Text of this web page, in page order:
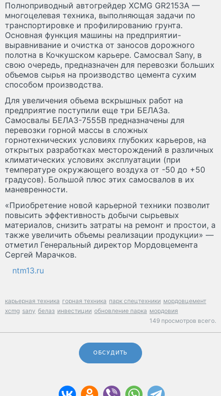
Полноприводный автогрейдер XCMG GR2153A —
многоцелевая техника, выполняющая задачи по
транспортировке и профилированию грунта.
Основная функция машины на предприятии-
выравнивание и очистка от заносов дорожного
полотна в Кочкушском карьере. Самосвал Sany, в
свою очередь, предназначен для перевозки больших
объемов сырья на производство цемента сухим
способом производства.
Для увеличения объема вскрышных работ на
предприятие поступили еще три БЕЛАЗа.
Самосвалы БЕЛАЗ-7555В предназначены для
перевозки горной массы в сложных
горнотехнических условиях глубоких карьеров, на
открытых разработках месторождений в различных
климатических условиях эксплуатации (при
температуре окружающего воздуха от -50 до +50
градусов). Большой плюс этих самосвалов в их
маневренности.
«Приобретение новой карьерной техники позволит
повысить эффективность добычи сырьевых
материалов, снизить затраты на ремонт и простои, а
также увеличить объемы реализации продукции» —
отметил Генеральный директор Мордовцемента
Сергей Марачков.
ntm13.ru
карьерная техника горная техника парк спецтехники мордовцемент
xcmg sany белаз инвестиции обновление парка мордовия
149 просмотров всего.
ОБСУДИТЬ